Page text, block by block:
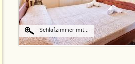
Schlafzimmer mit...